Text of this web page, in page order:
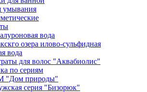
умывания
вода
озера илово-сульфидная
вода
для волос "Аквабиолис"
по сериям
"Дом природы"
серия "Бизорюк"